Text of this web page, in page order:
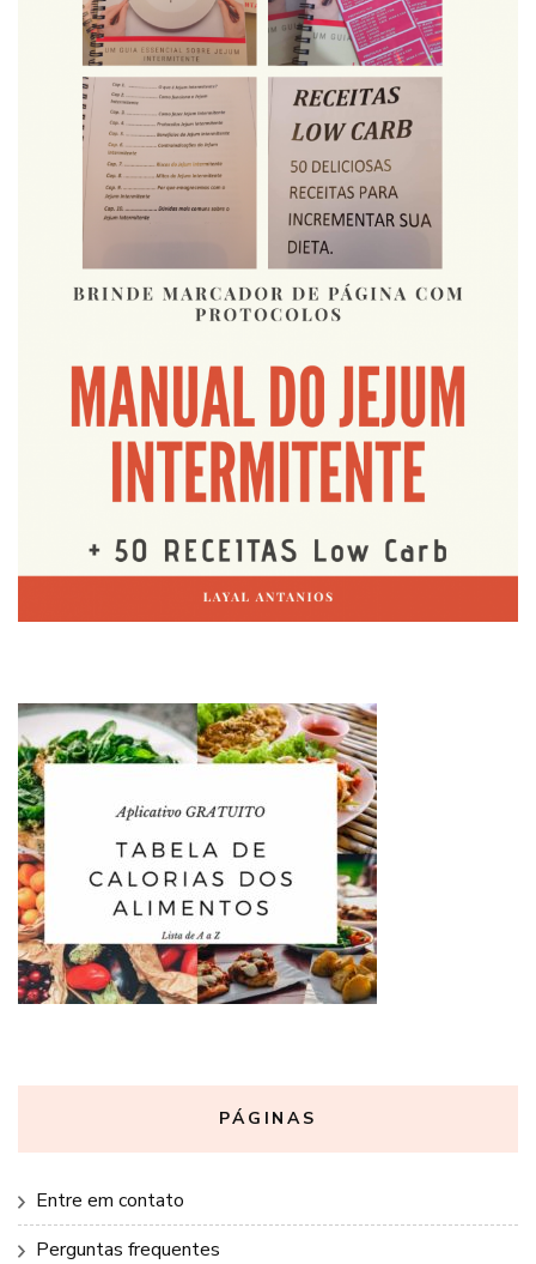
PÁGINAS
Entre em contato
Perguntas frequentes